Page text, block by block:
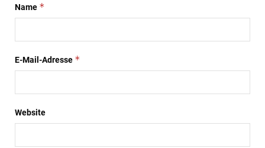
Name *
E-Mail-Adresse *
Website